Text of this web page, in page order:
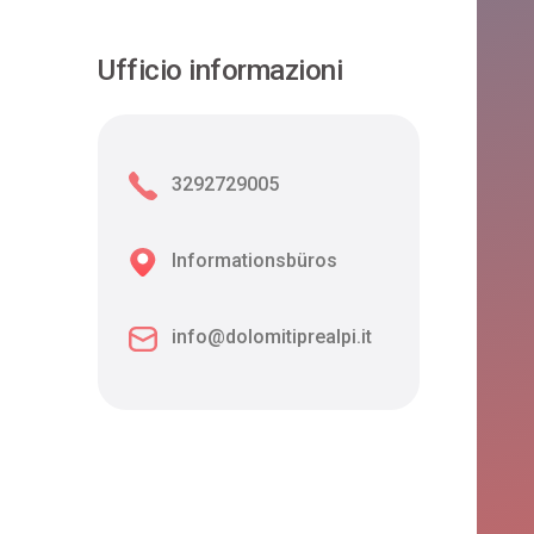
Ufficio informazioni
3292729005
Informationsbüros
info@dolomitiprealpi.it